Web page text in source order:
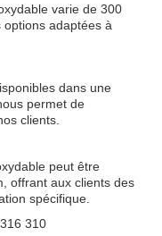
varie de 300
adaptées à
dans une
permet de
clients.
peut être
offrant aux clients des
spécifique.
310